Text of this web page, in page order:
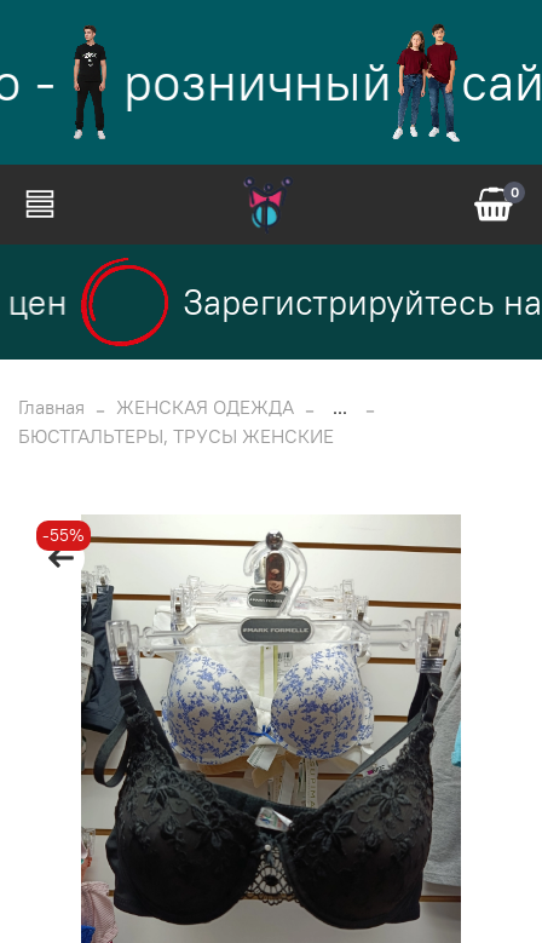
- розничный
0
Зарегистрируйтесь на
Главная ЖЕНСКАЯ ОДЕЖДА
...
БЮСТГАЛЬТЕРЫ, ТРУСЫ ЖЕНСКИЕ
-55%